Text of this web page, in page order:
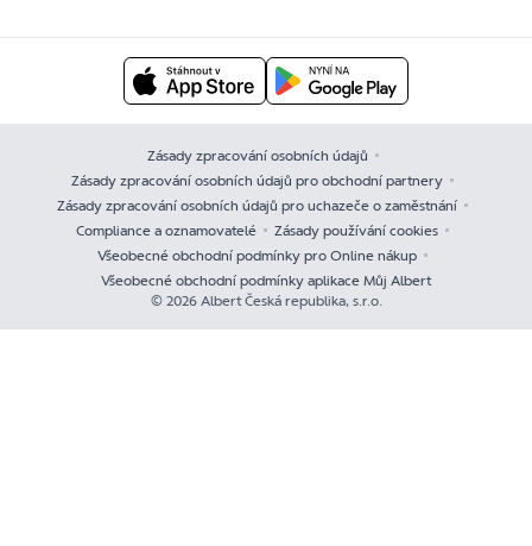
Zásady zpracování osobních údajů
Zásady zpracování osobních údajů pro obchodní partnery
Zásady zpracování osobních údajů pro uchazeče o zaměstnání
Compliance a oznamovatelé
Zásady používání cookies
Všeobecné obchodní podmínky pro Online nákup
Všeobecné obchodní podmínky aplikace Můj Albert
© 2026 Albert Česká republika, s.r.o.